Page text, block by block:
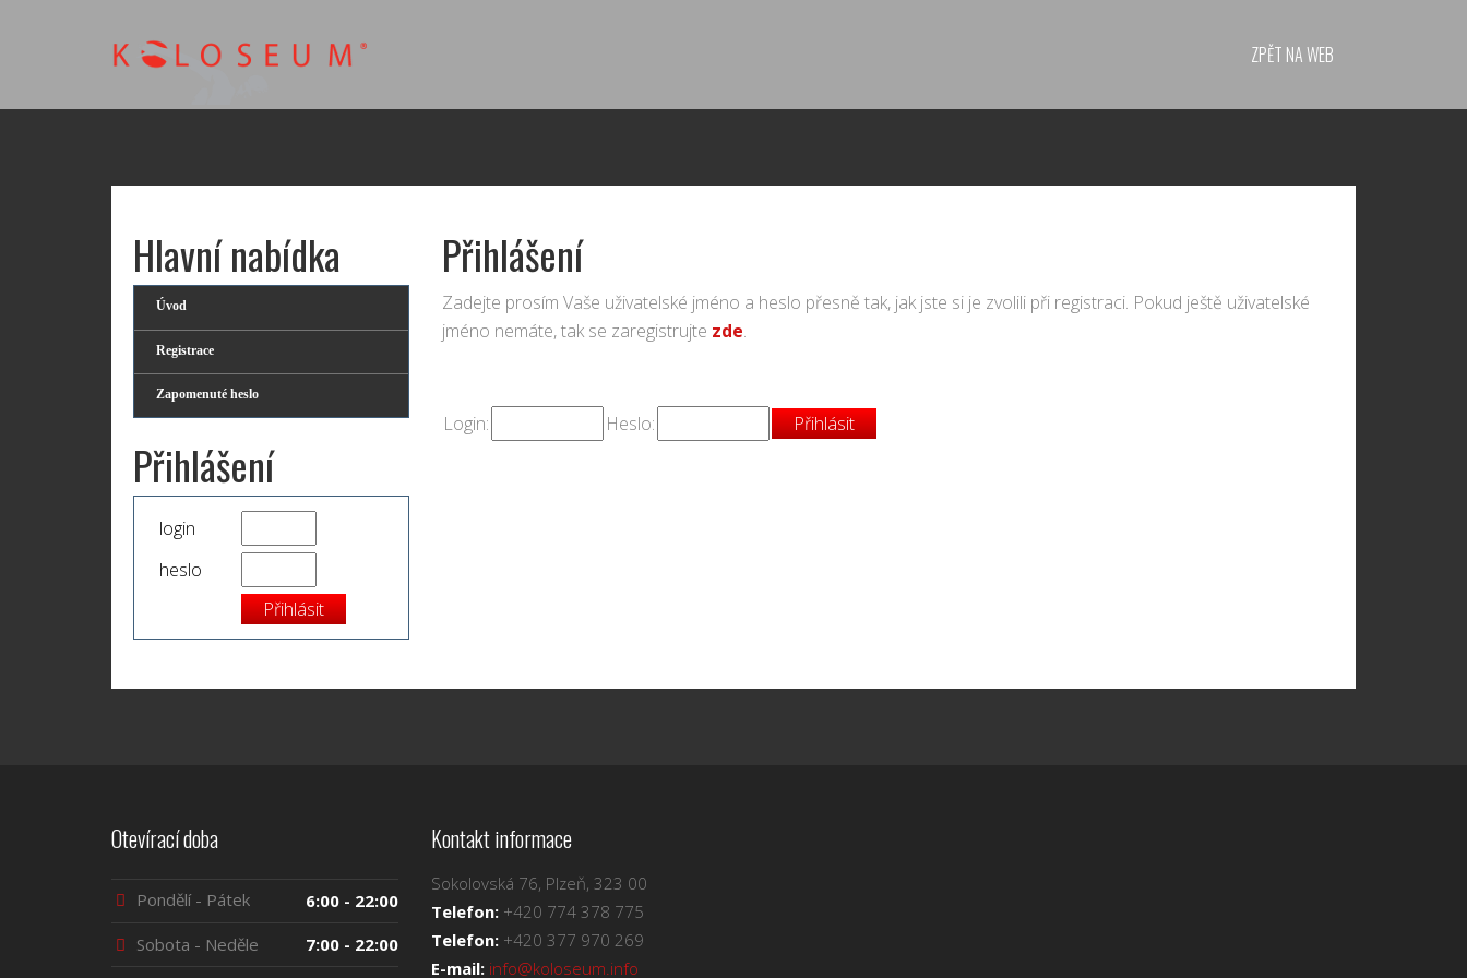
ZPĚT NA WEB
Hlavní nabídka
Úvod
Registrace
Zapomenuté heslo
Přihlášení
login
heslo
Přihlášení
Zadejte prosím Vaše uživatelské jméno a heslo přesně tak, jak jste si je zvolili při registraci. Pokud ještě uživatelské
jméno nemáte, tak se zaregistrujte zde.
Login: Heslo:
Otevírací doba
Pondělí - Pátek
6:00 - 22:00
Sobota - Neděle
7:00 - 22:00
Kontakt informace
Sokolovská 76, Plzeň, 323 00
Telefon: +420 774 378 775
Telefon: +420 377 970 269
E-mail: info@koloseum.info